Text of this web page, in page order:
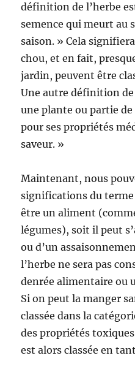
définition de l’herbe
semence qui meurt au
saison. » Cela
chou, et en fait,
jardin, peuvent être
Une autre définition de
une plante ou partie
pour ses propriétés
saveur. »
Maintenant, nous
significations du terme
être un aliment
légumes), soit il peut
ou d’un
l’herbe ne sera pas
denrée alimentaire ou
Si on peut la manger
classée dans la
des propriétés
est alors classée en